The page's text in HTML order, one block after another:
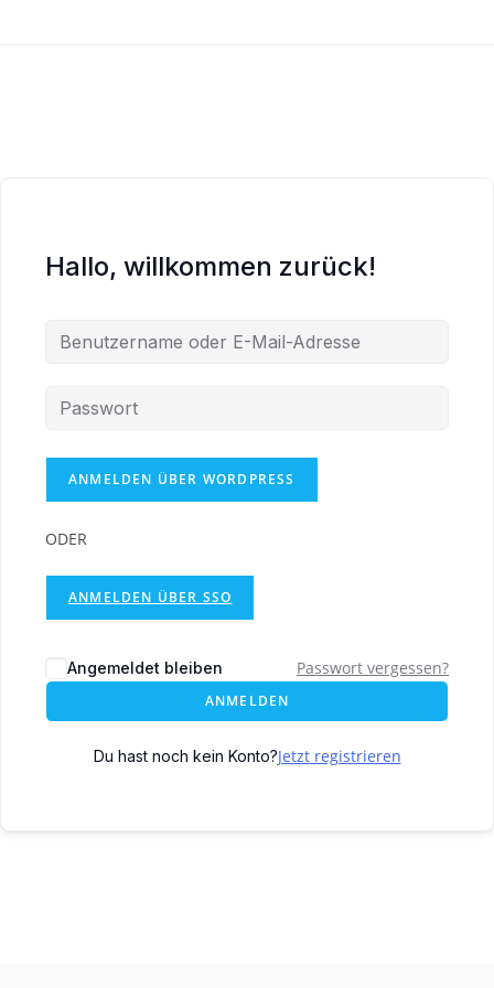
Hallo, willkommen zurück!
ODER
ANMELDEN ÜBER SSO
Angemeldet bleiben Passwort vergessen?
ANMELDEN
Du hast noch kein Konto?Jetzt registrieren